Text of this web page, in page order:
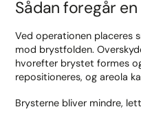
Sådan foregår
Ved operationen placeres
mod brystfolden.
hvorefter brystet formes
repositioneres, og areola
Brysterne bliver mindre,